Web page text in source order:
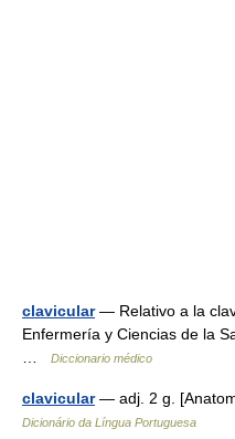
clavicular— Relativo a la
Enfermería y Ciencias de la
Diccionario médico
clavicular— adj. 2 g.
Dicionário da Língua Portuguesa